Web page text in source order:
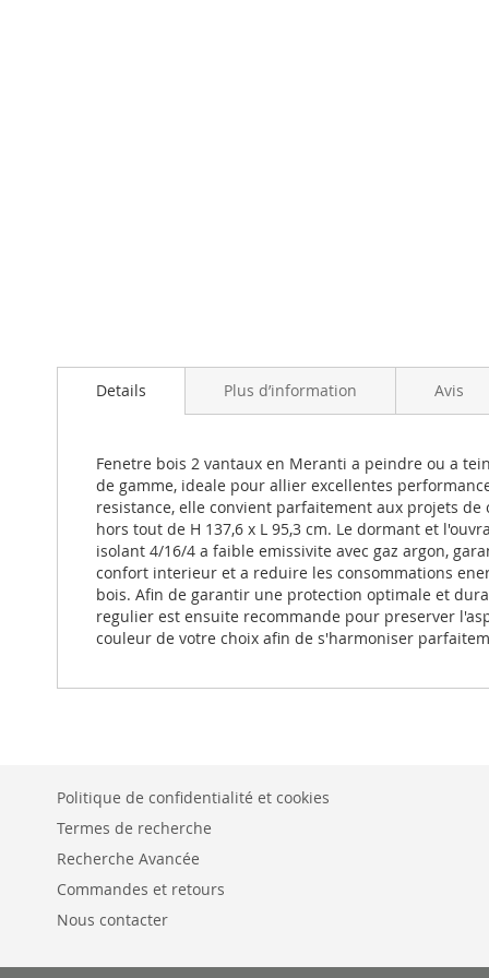
Details
Fenetre bois 2 vantaux en Meranti a peindre ou a
de gamme, ideale pour allier excellentes
resistance, elle convient parfaitement aux projets
hors tout de H 137,6 x L 95,3 cm. Le dormant et
isolant 4/16/4 a faible emissivite avec gaz argon,
confort interieur et a reduire les consommations
bois. Afin de garantir une protection optimale et
regulier est ensuite recommande pour preserver
couleur de votre choix afin de s'harmoniser
Plus d’information Avis
Politique de confidentialité et cookies
Termes de recherche
Recherche Avancée
Commandes et retours
Nous contacter